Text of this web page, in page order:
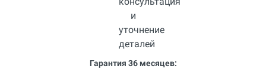
Гарантия 36 месяцев: